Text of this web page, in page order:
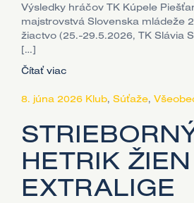
Výsledky hráčov TK Kúpele
majstrovstvá Slovenska mládeže
žiactvo (25.-29.5.2026, TK Slávia
[…]
Čítať viac
8. júna 2026 Klub, Súťaže,
HETRIK
EXTRALIGE